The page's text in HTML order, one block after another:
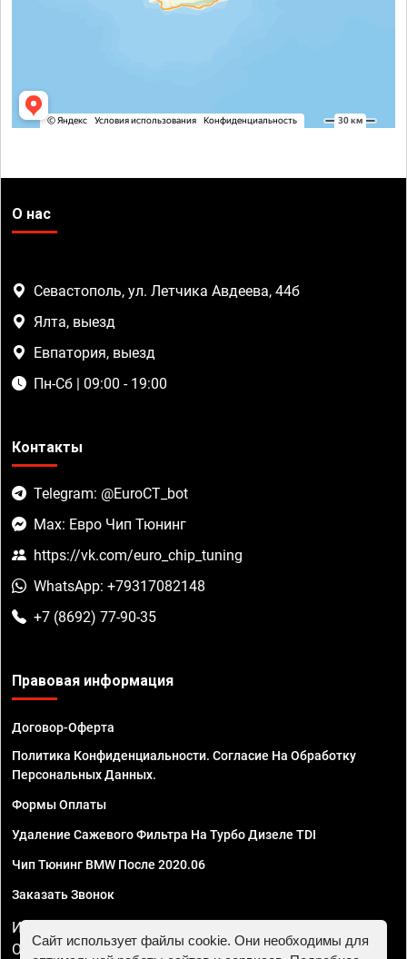
О нас
Севастополь, ул. Летчика Авдеева, 44б
Ялта, выезд
Евпатория, выезд
Пн-Сб | 09:00 - 19:00
Контакты
Telegram: @EuroCT_bot
Max: Евро Чип Тюнинг
https://vk.com/euro_chip_tuning
WhatsApp: +79317082148
+7 (8692) 77-90-35
Правовая информация
Договор-Оферта
Политика Конфиденциальности. Согласие На Обработку
Персональных Данных.
Формы Оплаты
Удаление Сажевого Фильтра На Турбо Дизеле TDI
Чип Тюнинг BMW После 2020.06
Заказать Звонок
ИП Смирнов Георгий Павлович. ИНН 781302555843,
ОГРНИП 324470400032610
Сайт использует файлы cookie. Они необходимы для